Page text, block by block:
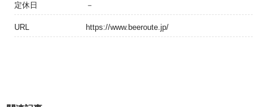
定休日 －
URL https://www.beeroute.jp/